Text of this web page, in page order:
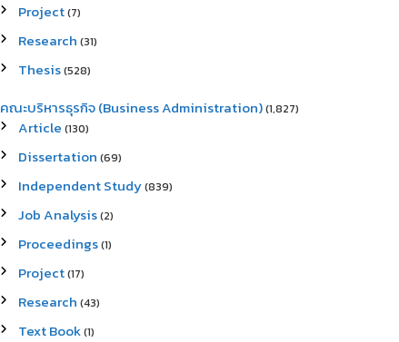
Project(7)
Research (31)
Thesis(528)
คณะบริหารธุรกิจ (Business Administration)(1,827)
Article (130)
Dissertation (69)
Independent Study(839)
Job Analysis(2)
Proceedings(1)
Project(17)
Research (43)
Text Book(1)